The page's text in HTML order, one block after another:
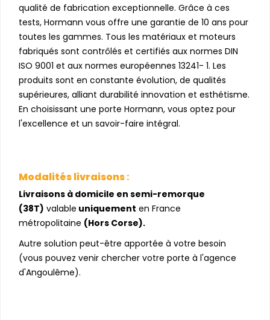
qualité de fabrication exceptionnelle. Grâce à ces
tests, Hormann vous offre une garantie de 10 ans pour
toutes les gammes. Tous les matériaux et moteurs
fabriqués sont contrôlés et certifiés aux normes DIN
ISO 9001 et aux normes européennes 13241- 1. Les
produits sont en constante évolution, de qualités
supérieures, alliant durabilité innovation et esthétisme.
En choisissant une porte Hormann, vous optez pour
l'excellence et un savoir-faire intégral.
Modalités livraisons:
Livraisons à domicile en semi-remorque
(38T) valable uniquement en France
métropolitaine (Hors Corse).
Autre solution peut-être apportée à votre besoin
(vous pouvez venir chercher votre porte à l'agence
d'Angoulême).